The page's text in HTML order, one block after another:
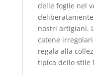
delle foglie nel
nostri artigiani.
catene
regala alla
tipica dello stile